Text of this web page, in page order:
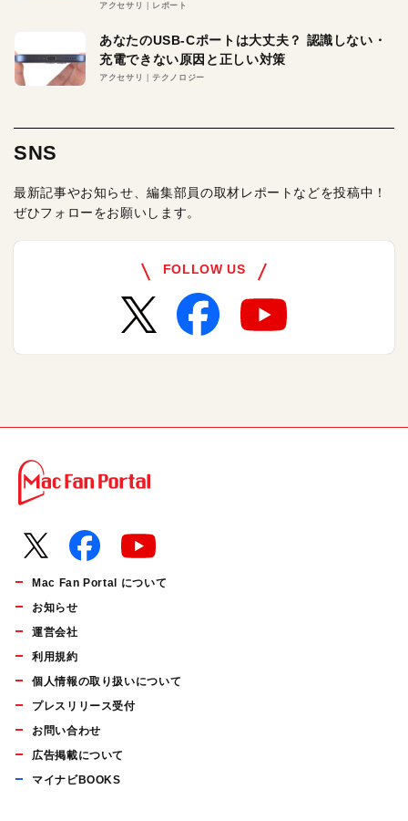
アクセサリ レポート
あなたのUSB-Cポートは大丈夫？ 認識しない・
充電できない原因と正しい対策
アクセサリ テクノロジー
SNS
最新記事やお知らせ、編集部員の取材レポートなどを投稿中！
ぜひフォローをお願いします。
FOLLOW US
Mac Fan Portal について
お知らせ
運営会社
利用規約
個人情報の取り扱いについて
プレスリリース受付
お問い合わせ
広告掲載について
マイナビBOOKS